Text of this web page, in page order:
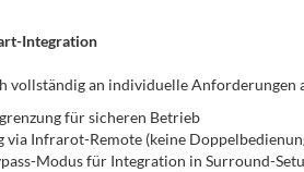
Integration
vollständig an individuelle Anforderungen
für sicheren Betrieb
via Infrarot-Remote (keine
Modus für Integration in Surround-